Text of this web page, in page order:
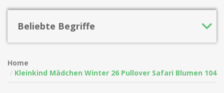
Beliebte Begriffe
Home
Kleinkind Mädchen Winter 26 Pullover Safari Blumen 104